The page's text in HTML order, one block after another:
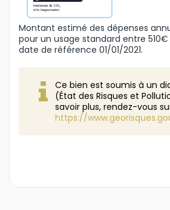
Montant estimé des dépenses
pour un usage standard entre
date de référence 01/01/2021.
Ce bien est soumis à un
(État des Risques et
savoir plus, rendez-vous
https://